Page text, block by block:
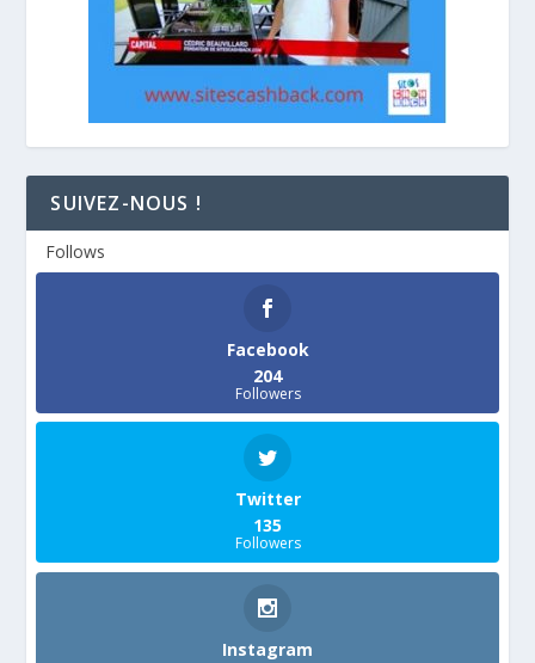
SUIVEZ-NOUS !
Follows
Facebook
204
Followers
Twitter
135
Followers
Instagram